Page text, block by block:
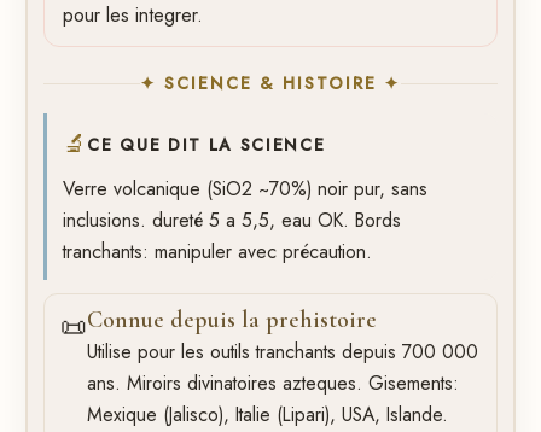
pour les integrer.
✦ SCIENCE & HISTOIRE ✦
🔬 CE QUE DIT LA SCIENCE
Verre volcanique (SiO2 ~70%) noir pur, sans
inclusions. dureté 5 a 5,5, eau OK. Bords
tranchants: manipuler avec précaution.
📜Connue depuis la prehistoire
Utilise pour les outils tranchants depuis 700 000
ans. Miroirs divinatoires azteques. Gisements:
Mexique (Jalisco), Italie (Lipari), USA, Islande.